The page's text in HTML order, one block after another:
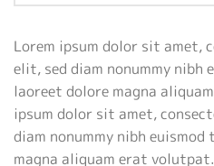
Lorem ipsum dolor sit amet,
elit, sed diam nonummy
laoreet dolore magna
ipsum dolor sit amet,
diam nonummy nibh
magna aliquam erat volutpat.